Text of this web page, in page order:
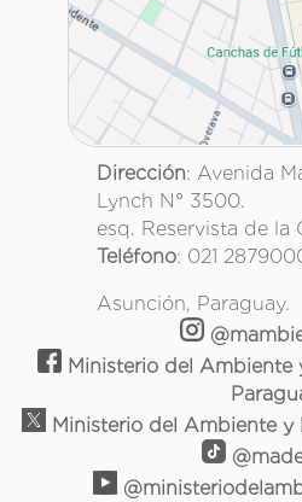
Dirección: Avenida
Lynch N° 3500.
esq. Reservista de la
Teléfono: 021
Asunción, Paraguay.
Ministerio del Ambiente
Ministerio del Ambiente y